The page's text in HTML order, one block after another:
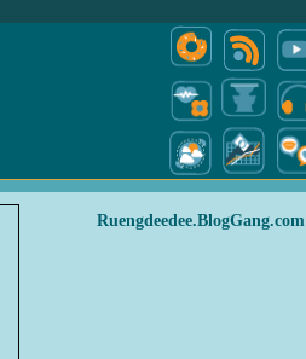
Ruengdeedee.BlogGang.com